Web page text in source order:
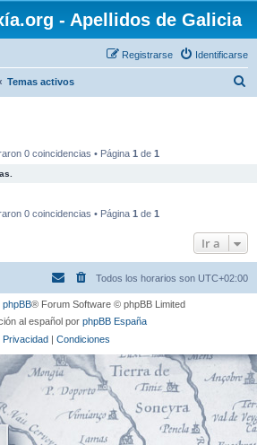
- Apellidos de Galicia
Identificarse
Registrarse
Temas activos
0 coincidencias • Página 1 de 1
0 coincidencias • Página 1 de 1
Ir a
Todos los horarios son UTC+02:00
phpBB® Forum Software © phpBB Limited
al español por phpBB España
Privacidad | Condiciones